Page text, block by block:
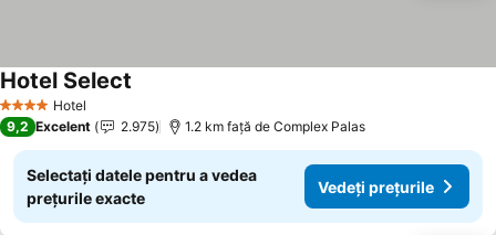
4 Stele Hotel
Hotel Select
9,2 Excelent 2.975 1.2 km faţă de Complex Palas
Selectați datele pentru a vedea
prețurile exacte
Vedeți prețurile